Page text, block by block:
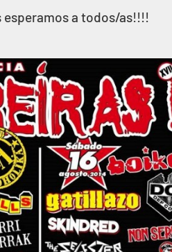
esperamos a todos/as!!!!